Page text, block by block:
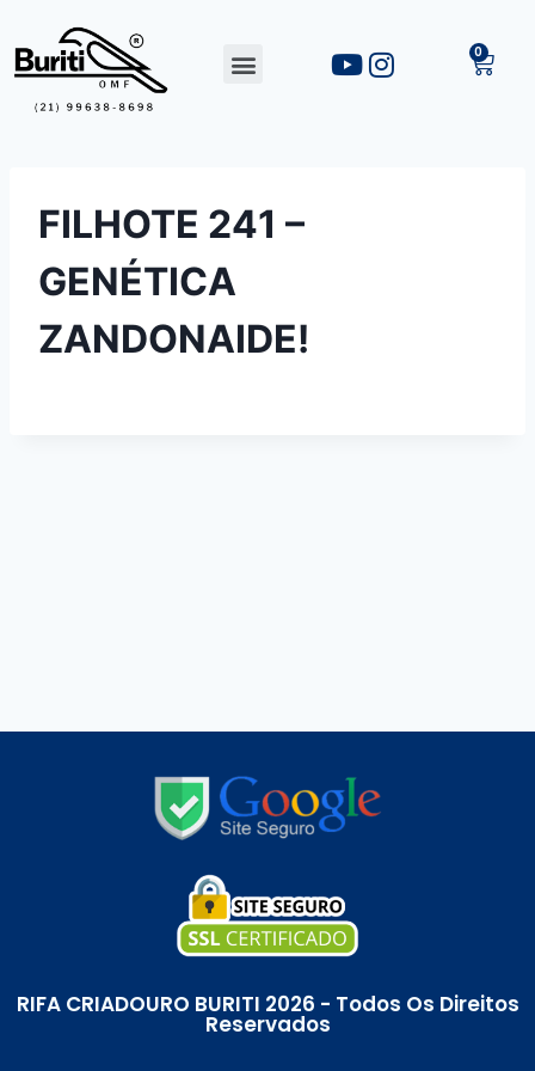
FILHOTE 241 –
GENÉTICA
ZANDONAIDE!
RIFA CRIADOURO BURITI 2026 - Todos Os Direitos
Reservados